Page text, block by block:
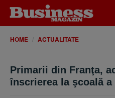
HOME ACTUALITATE
Primarii din Franţa,
înscrierea la şcoală